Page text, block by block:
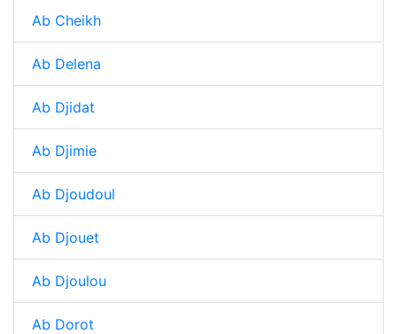
Ab Cheikh
Ab Delena
Ab Djidat
Ab Djimie
Ab Djoudoul
Ab Djouet
Ab Djoulou
Ab Dorot